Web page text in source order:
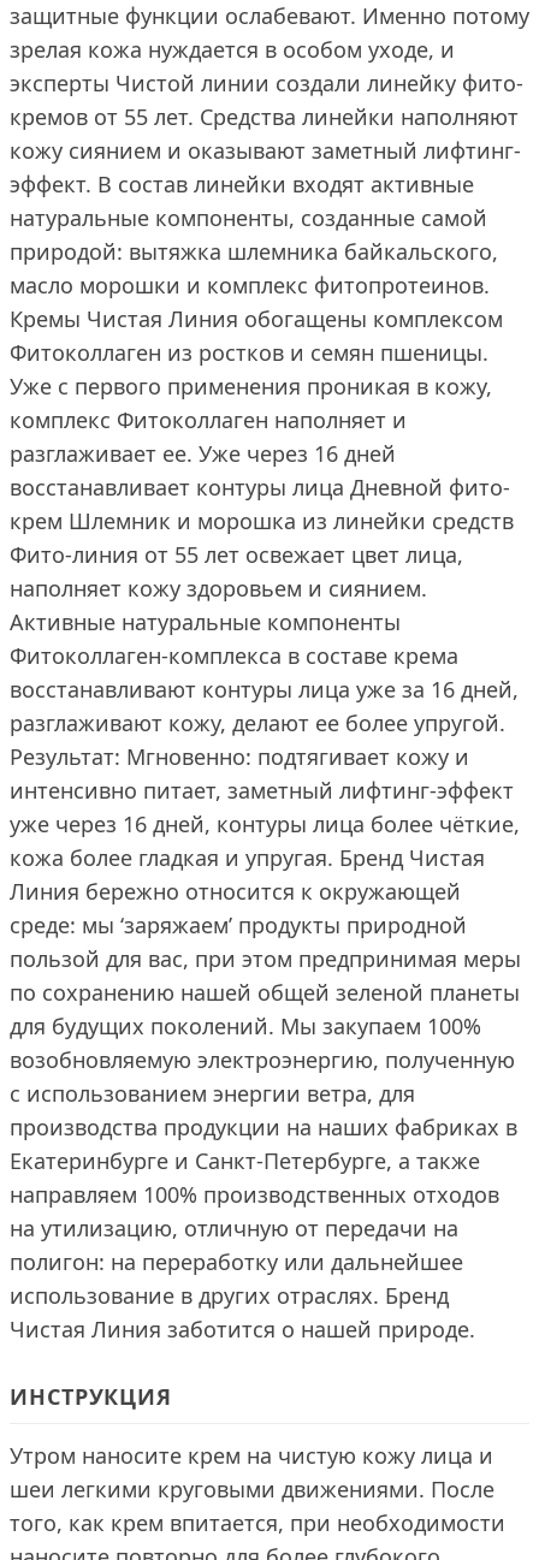
защитные функции ослабевают. Именно потому
зрелая кожа нуждается в особом уходе, и
эксперты Чистой линии создали линейку фито-
кремов от 55 лет. Средства линейки наполняют
кожу сиянием и оказывают заметный лифтинг-
эффект. В состав линейки входят активные
натуральные компоненты, созданные самой
природой: вытяжка шлемника байкальского,
масло морошки и комплекс фитопротеинов.
Кремы Чистая Линия обогащены комплексом
Фитоколлаген из ростков и семян пшеницы.
Уже с первого применения проникая в кожу,
комплекс Фитоколлаген наполняет и
разглаживает ее. Уже через 16 дней
восстанавливает контуры лица Дневной фито-
крем Шлемник и морошка из линейки средств
Фито-линия от 55 лет освежает цвет лица,
наполняет кожу здоровьем и сиянием.
Активные натуральные компоненты
Фитоколлаген-комплекса в составе крема
восстанавливают контуры лица уже за 16 дней,
разглаживают кожу, делают ее более упругой.
Результат: Мгновенно: подтягивает кожу и
интенсивно питает, заметный лифтинг-эффект
уже через 16 дней, контуры лица более чёткие,
кожа более гладкая и упругая. Бренд Чистая
Линия бережно относится к окружающей
среде: мы ‘заряжаем’ продукты природной
пользой для вас, при этом предпринимая меры
по сохранению нашей общей зеленой планеты
для будущих поколений. Мы закупаем 100%
возобновляемую электроэнергию, полученную
с использованием энергии ветра, для
производства продукции на наших фабриках в
Екатеринбурге и Санкт-Петербурге, а также
направляем 100% производственных отходов
на утилизацию, отличную от передачи на
полигон: на переработку или дальнейшее
использование в других отраслях. Бренд
Чистая Линия заботится о нашей природе.
ИНСТРУКЦИЯ
Утром наносите крем на чистую кожу лица и
шеи легкими круговыми движениями. После
того, как крем впитается, при необходимости